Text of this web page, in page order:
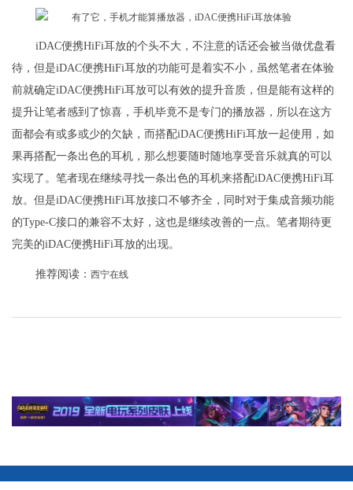
iDAC便携HiFi耳放的个头不大，不注意的话还会被当做优盘看
待，但是iDAC便携HiFi耳放的功能可是着实不小，虽然笔者在体验
前就确定iDAC便携HiFi耳放可以有效的提升音质，但是能有这样的
提升让笔者感到了惊喜，手机毕竟不是专门的播放器，所以在这方
面都会有或多或少的欠缺，而搭配iDAC便携HiFi耳放一起使用，如
果再搭配一条出色的耳机，那么想要随时随地享受音乐就真的可以
实现了。笔者现在继续寻找一条出色的耳机来搭配iDAC便携HiFi耳
放。但是iDAC便携HiFi耳放接口不够齐全，同时对于集成音频功能
的Type-C接口的兼容不太好，这也是继续改善的一点。笔者期待更
完美的iDAC便携HiFi耳放的出现。
推荐阅读： 西宁在线